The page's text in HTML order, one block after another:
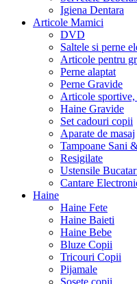
Igiena Dentara
Articole Mamici
DVD
Saltele si perne
Articole pentru
Perne alaptat
Perne Gravide
Articole
Haine Gravide
Set cadouri copii
Aparate de masaj
Tampoane Sani
Resigilate
Ustensile
Cantare
Haine
Haine Fete
Haine Baieti
Haine Bebe
Bluze Copii
Tricouri Copii
Pijamale